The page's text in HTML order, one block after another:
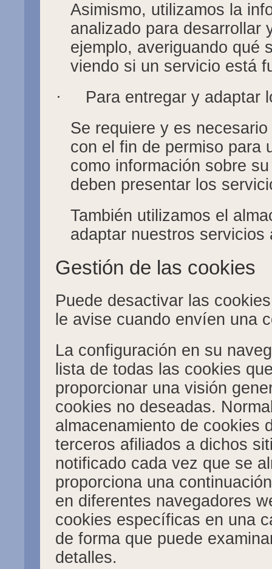
Asimismo, utilizamos la
analizado para desarrollar
ejemplo, averiguando qué
viendo si un servicio está
·
Para entregar y adaptar
Se requiere y es
con el fin de permiso para
como información sobre
deben presentar los
También utilizamos el
adaptar nuestros
Gestión de las cookies
Puede desactivar las
le avise cuando envíen una
La configuración en su
lista de todas las cookies
proporcionar una visión
cookies no deseadas.
almacenamiento de cookies
terceros afiliados a dichos
notificado cada vez que se
proporciona una
en diferentes navegadores
cookies específicas en una
de forma que puede
detalles.